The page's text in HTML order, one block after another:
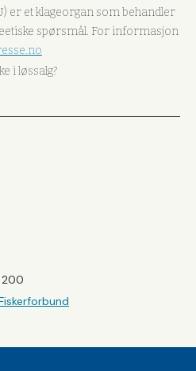
er et klageorgan som behandler
spørsmål. For informasjon
i løssalg?
200